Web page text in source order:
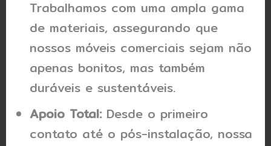
Trabalhamos com uma ampla gama
de materiais, assegurando que
nossos móveis comerciais sejam não
apenas bonitos, mas também
duráveis e sustentáveis.
Apoio Total:Desde o primeiro
contato até o pós-instalação, nossa